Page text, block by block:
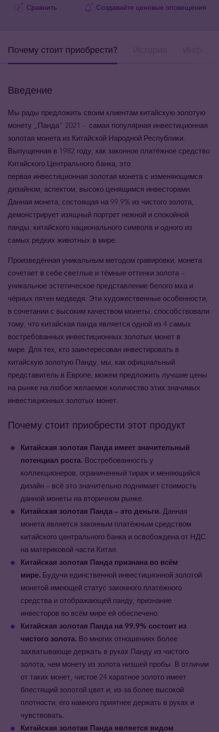
Сравнить Создавайте ценовые оповещения
Почему стоит приобрести?
Введение
Мы рады предложить своим клиентам китайскую золотую
монету „Панда” 2021 - самая популярная инвестиционная
золотая монета из Китайской Народной Республики.
Выпущенная в 1982 году, как законное платёжное средство
Китайского Центрального банка, это
первая инвестиционная золотая монета с изменяющимся
дизайном, аспектом, высоко ценящимся инвесторами.
Данная монета, состоящая на 99.9% из чистого золота,
демонстрирует изящный портрет нежной и спокойной
панды, китайского национального символа и одного из
самых редких животных в мире.
Произведённая уникальным методом гравировки, монета
сочетает в себе светлые и тёмные оттенки золота –
уникальное эстетическое представление белого мха и
чёрных пятен медведя. Эти художественные особенности,
в сочетании с высоким качеством монеты, способствовали
тому, что китайская панда является одной из 4 самых
востребованных инвестиционных золотых монет в
мире. Для тех, кто заинтересован инвестировать в
китайскую золотую Панду, мы, как официальный
представитель в Европе, можем предложить лучшие цены
на рынке на любое желаемое количество этих значимых
инвестиционных золотых монет.
Почему стоит приобрести этот продукт
Китайская золотая Панда имеет значительный
потенциал роста. Востребованность у
коллекционеров, ограниченный тираж и меняющийся
дизайн – всё это значительно поднимает стоимость
данной монеты на вторичном рынке.
Китайская золотая Панда – это деньги. Данная
монета является законным платёжным средством
китайского центрального банка и освобождена от НДС
на материковой части Китая.
Китайская золотая Панда признана во всём
мире. Будучи единственной инвестиционной золотой
монетой имеющей статус законного платёжного
средства и отображающей панду, признание
инвесторов во всём мире ей обеспечено.
Китайская золотая Панда на 99.9% состоит из
чистого золота. Во многих отношениях более
захватывающе держать в руках Панду из чистого
золота, чем монету из золота низшей пробы. В отличии
от таких монет, чистое 24 каратное золото имеет
блестящий золотой цвет и, из-за более высокой
плотности, его намного приятнее держать в руках и
чувствовать.
Китайская золотая Панда является видом